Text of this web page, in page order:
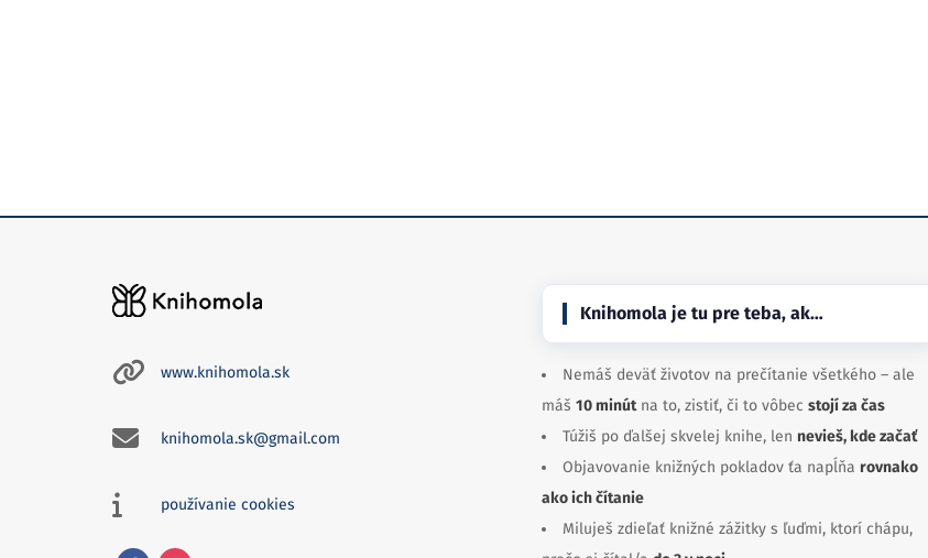
www.knihomola.sk
knihomola.sk@gmail.com
používanie cookies
Knihomola je tu pre teba, ak…
Nemáš deväť životov na prečítanie všetkého – ale
máš 10 minútna to, zistiť, či to vôbec stojí za čas
Túžiš po ďalšej skvelej knihe, len nevieš, kde začať
Objavovanie knižných pokladov ťa napĺňa rovnako
ako ich čítanie
Miluješ zdieľať knižné zážitky s ľuďmi, ktorí chápu,